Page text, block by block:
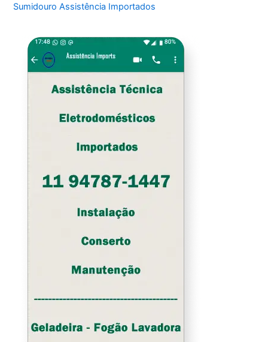
Sumidouro Assistência Importados